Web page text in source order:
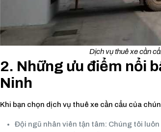
Dịch vụ thuê xe cần
2. Những ưu điểm nổi
Ninh
Khi bạn chọn dịch vụ thuê xe cần cẩu của
Đội ngũ nhân viên tận tâm: Chúng tôi